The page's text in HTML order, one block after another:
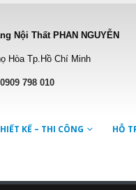
Nội Thất PHAN NGUYỄN
Hòa Tp.Hồ Chí Minh
0909 798 010
KẾ – THI CÔNG HỖ